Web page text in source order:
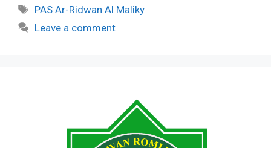
Tags
PAS Ar-Ridwan Al Maliky
Leave a comment